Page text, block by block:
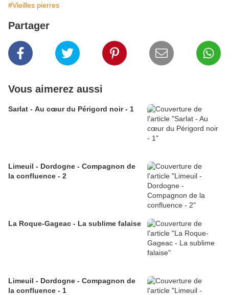
#Vieilles pierres
Partager
Vous aimerez aussi
Sarlat - Au cœur du Périgord noir - 1
Limeuil - Dordogne - Compagnon de
la confluence - 2
La Roque-Gageac - La sublime falaise
Limeuil - Dordogne - Compagnon de
la confluence - 1